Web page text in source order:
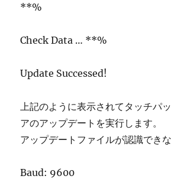
**%
Check Data … **%
Update Successed!
上記のように表示されてタッチパ
アのアップデートを実行します。
アップデートファイルが認識できな
Baud: 9600